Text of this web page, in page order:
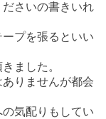
ださいの書きいれ
プを張るといい
ました。
りませんが都会
気配りもしてい